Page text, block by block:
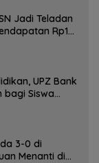
Jadi Teladan
Rp1
UPZ Bank
bagi Siswa
3-0 di
Menanti di